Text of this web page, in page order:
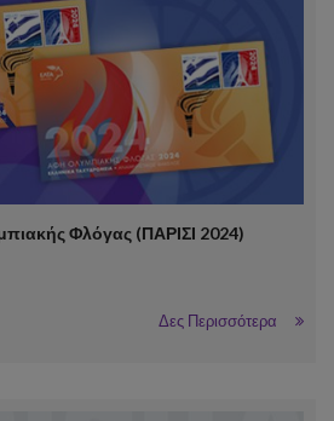
Φλόγας (ΠΑΡΙΣΙ 2024)
Δες Περισσότερα